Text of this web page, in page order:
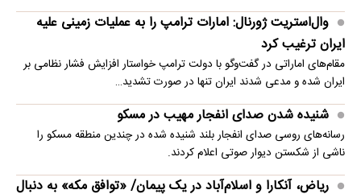
وال‌استریت ژورنال: امارات ترامپ را به عملیات زمینی علیه
ایران ترغیب کرد
مقام‌های اماراتی در گفت‌وگو با دولت ترامپ خواستار افزایش فشار نظامی بر
ایران شده و مدعی شدند ایران تنها در صورت تشدید…
شنیده شدن صدای انفجار مهیب در مسکو
رسانه‌های روسی صدای انفجار بلند شنیده شده در چندین منطقه مسکو را
ناشی از شکستن دیوار صوتی اعلام کردند.
ریاض، آنکارا و اسلام‌آباد در یک پیمان/ «توافق مکه» به دنبال